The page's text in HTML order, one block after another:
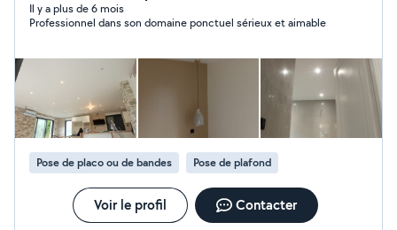
intérieur et extérieur. Pose d'enduit et finitions. Pose de
papier peint. Application de toile de verre Conseil
l'écoute, je m'engage à réaliser un travail soigner pour
oublier votre intérieur répondre à vos attentes
Il y a plus de 6 mois
Professionnel dans son domaine ponctuel sérieux et aimable
Pose de placo ou de bandes Pose de plafond
Voir le profil Contacter